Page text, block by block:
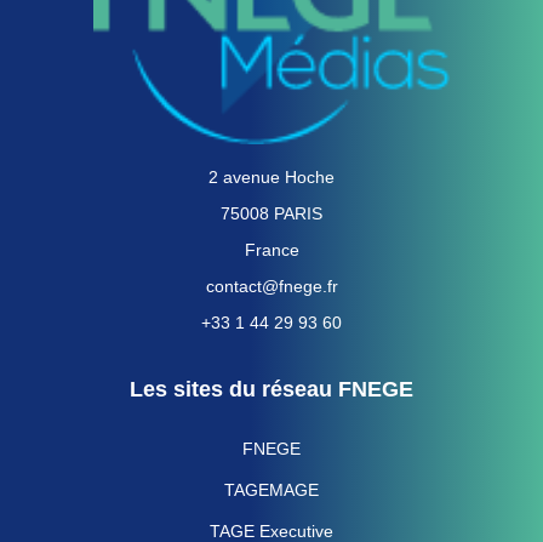
2 avenue Hoche
75008 PARIS
France
contact@fnege.fr
+33 1 44 29 93 60
Les sites du réseau FNEGE
FNEGE
TAGEMAGE
TAGE Executive